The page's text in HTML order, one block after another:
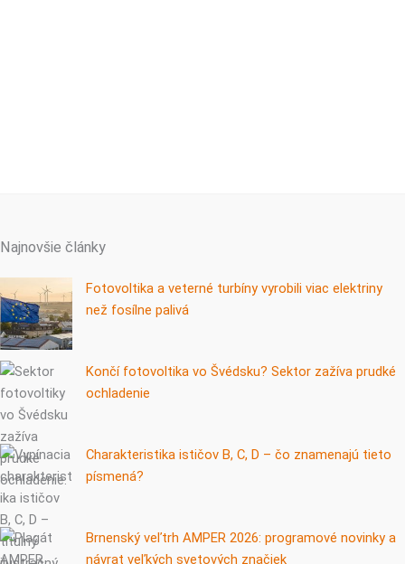
Najnovšie články
Fotovoltika a veterné turbíny vyrobili viac elektriny
než fosílne palivá
Končí fotovoltika vo Švédsku? Sektor zažíva prudké
ochladenie
Charakteristika ističov B, C, D – čo znamenajú tieto
písmená?
Brnenský veľtrh AMPER 2026: programové novinky a
návrat veľkých svetových značiek